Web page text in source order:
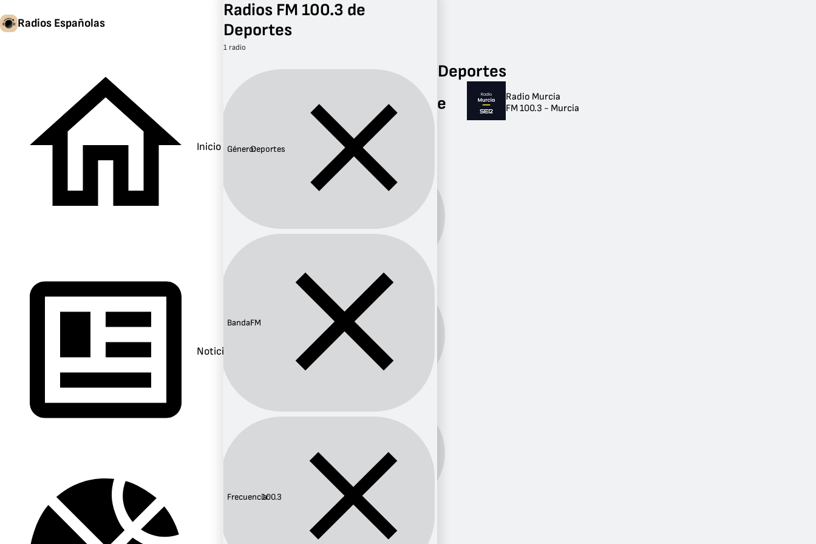
Radios Españolas
Inicio
Noticias
Radios FM 100.3 de Deportes
Radios FM 100.3 de
Deportes
Banda:
FM
Frecuencia:
Provincia
Murcia
Radio Murcia
FM 100.3 - Murcia
Radios FM 100.3 de
Deportes
1 radio
Género:Deportes
Banda:FM
Frecuencia:100.3